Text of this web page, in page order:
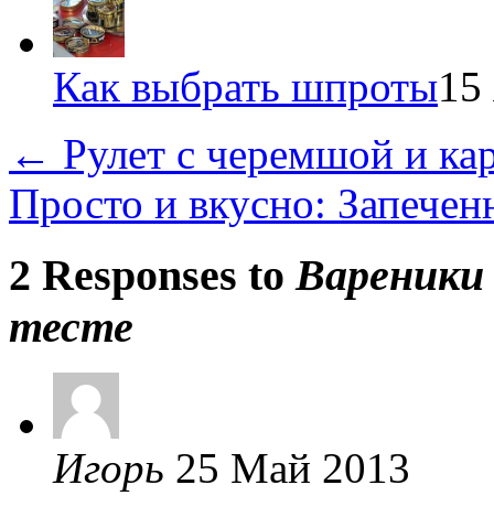
Как выбрать шпроты15
← Рулет с черемшой и
Просто и вкусно:
2 Responses to
тесте
Игорь 25 Май 2013